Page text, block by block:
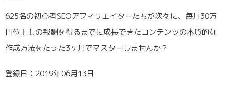
625名の初心者SEOアフィリエイターたちが次々に、毎月30万
円位上もの報酬を得るまでに成長できたコンテンツの本質的な
作成方法をたった3ヶ月でマスターしませんか？
登録日：2019年06月13日